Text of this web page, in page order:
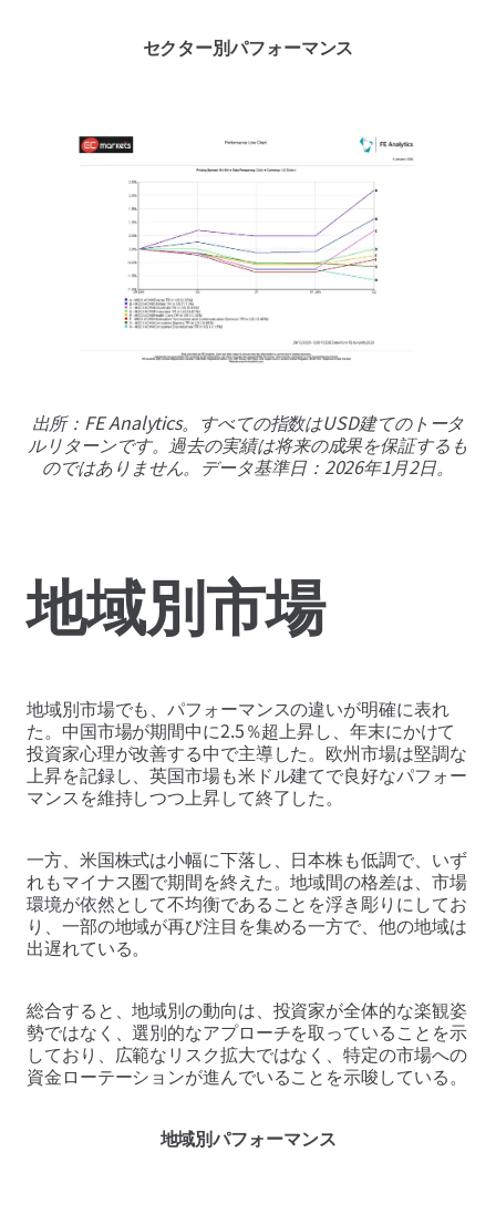
セクター別パフォーマンス
出所：FE Analytics。すべての指数はUSD建てのトータ
ルリターンです。過去の実績は将来の成果を保証するも
のではありません。データ基準日：2026年1月2日。
地域別市場
地域別市場でも、パフォーマンスの違いが明確に表れ
た。中国市場が期間中に2.5％超上昇し、年末にかけて
投資家心理が改善する中で主導した。欧州市場は堅調な
上昇を記録し、英国市場も米ドル建てで良好なパフォー
マンスを維持しつつ上昇して終了した。
一方、米国株式は小幅に下落し、日本株も低調で、いず
れもマイナス圏で期間を終えた。地域間の格差は、市場
環境が依然として不均衡であることを浮き彫りにしてお
り、一部の地域が再び注目を集める一方で、他の地域は
出遅れている。
総合すると、地域別の動向は、投資家が全体的な楽観姿
勢ではなく、選別的なアプローチを取っていることを示
しており、広範なリスク拡大ではなく、特定の市場への
資金ローテーションが進んでいることを示唆している。
地域別パフォーマンス